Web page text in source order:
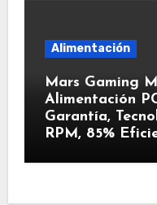
Alimentación
Mars Gaming
Alimentación
Garantía,
RPM, 85%